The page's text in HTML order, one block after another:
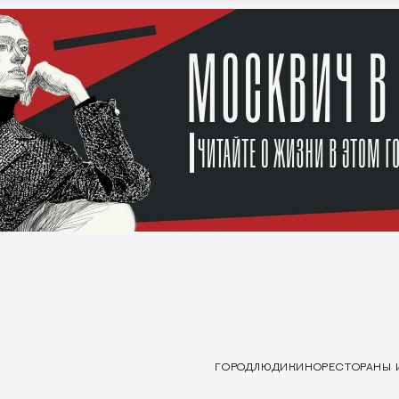
ГОРОДЛЮДИ КИНОРЕСТОРАНЫ